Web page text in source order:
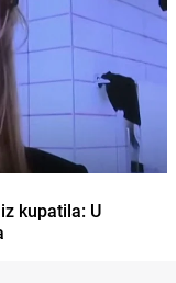
kupatila: U